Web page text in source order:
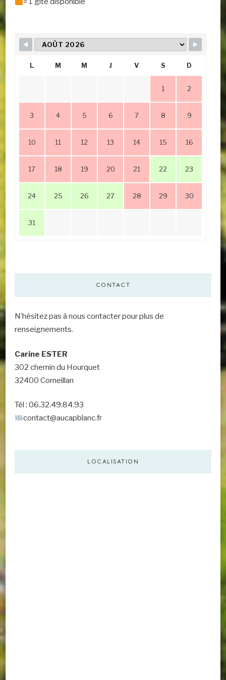
L M M J V S D
1 2
3 4 5 6 7 8 9
10 11 12 13 14 15 16
17 18 19 20 21 22 23
24 25 26 27 28 29 30
31
CONTACT
N’hésitez pas à nous contacter pour plus de
renseignements.
Carine ESTER
302 chemin du Hourquet
32400 Corneillan
Tél : 06.32.49.84.93
contact@aucapblanc.fr
LOCALISATION